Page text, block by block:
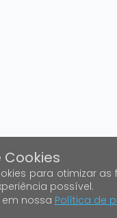
Cookies
para otimizar
possível.
nossa Política de